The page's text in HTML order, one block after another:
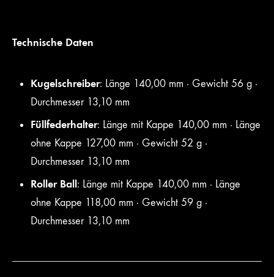
Technische Daten
Kugelschreiber: Länge 140,00 mm · Gewicht 56 g ·
Durchmesser 13,10 mm
Füllfederhalter: Länge mit Kappe 140,00 mm · Länge
ohne Kappe 127,00 mm · Gewicht 52 g ·
Durchmesser 13,10 mm
Roller Ball: Länge mit Kappe 140,00 mm · Länge
ohne Kappe 118,00 mm · Gewicht 59 g ·
Durchmesser 13,10 mm